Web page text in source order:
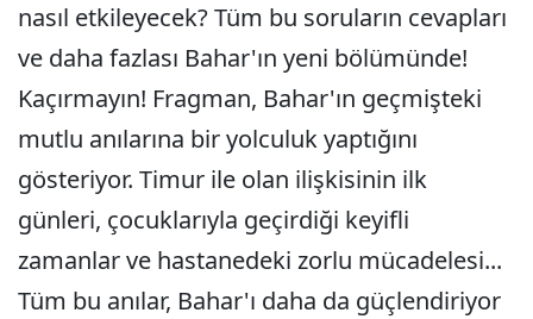
nasıl etkileyecek? Tüm bu soruların cevapları
ve daha fazlası Bahar'ın yeni bölümünde!
Kaçırmayın! Fragman, Bahar'ın geçmişteki
mutlu anılarına bir yolculuk yaptığını
gösteriyor. Timur ile olan ilişkisinin ilk
günleri, çocuklarıyla geçirdiği keyifli
zamanlar ve hastanedeki zorlu mücadelesi...
Tüm bu anılar, Bahar'ı daha da güçlendiriyor